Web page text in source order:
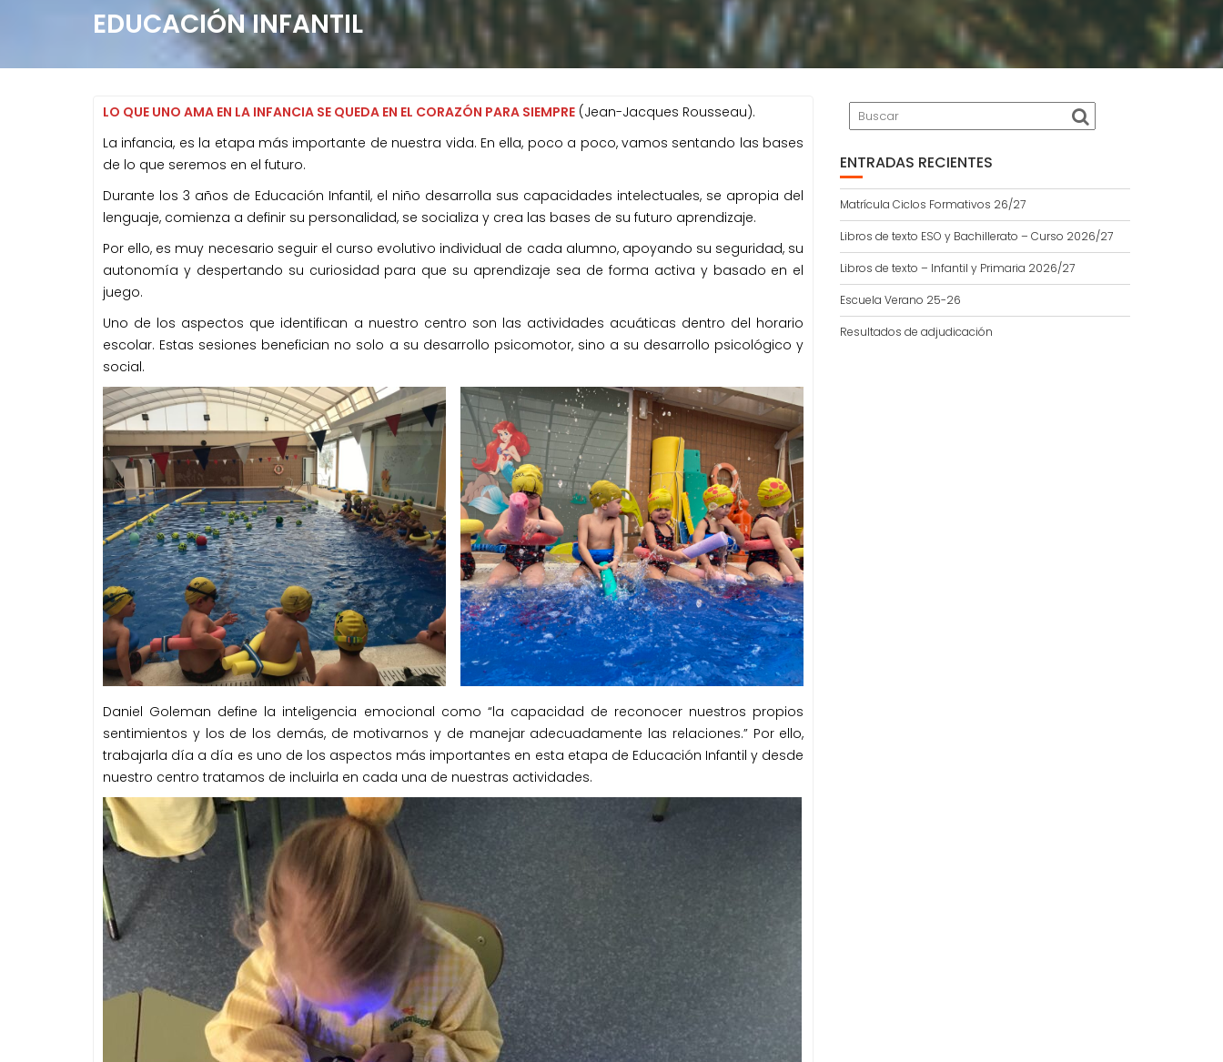
EDUCACIÓN INFANTIL
LO QUE UNO AMA EN LA INFANCIA SE QUEDA EN EL CORAZÓN PARA SIEMPRE (Jean-Jacques Rousseau).
La infancia, es la etapa más importante de nuestra vida. En ella, poco a poco, vamos sentando las bases
de lo que seremos en el futuro.
Durante los 3 años de Educación Infantil, el niño desarrolla sus capacidades intelectuales, se apropia del
lenguaje, comienza a definir su personalidad, se socializa y crea las bases de su futuro aprendizaje.
Por ello, es muy necesario seguir el curso evolutivo individual de cada alumno, apoyando su seguridad, su
autonomía y despertando su curiosidad para que su aprendizaje sea de forma activa y basado en el
juego.
Uno de los aspectos que identifican a nuestro centro son las actividades acuáticas dentro del horario
escolar. Estas sesiones benefician no solo a su desarrollo psicomotor, sino a su desarrollo psicológico y
social.
Daniel Goleman define la inteligencia emocional como “la capacidad de reconocer nuestros propios
sentimientos y los de los demás, de motivarnos y de manejar adecuadamente las relaciones.” Por ello,
trabajarla día a día es uno de los aspectos más importantes en esta etapa de Educación Infantil y desde
nuestro centro tratamos de incluirla en cada una de nuestras actividades.
ENTRADAS RECIENTES
Matrícula Ciclos Formativos 26/27
Libros de texto ESO y Bachillerato – Curso 2026/27
Libros de texto – Infantil y Primaria 2026/27
Escuela Verano 25-26
Resultados de adjudicación